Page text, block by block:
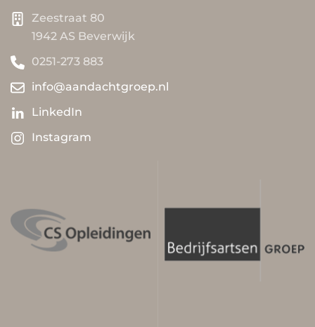
Zeestraat 80
1942 AS Beverwijk
0251-273 883
info@aandachtgroep.nl
LinkedIn
Instagram